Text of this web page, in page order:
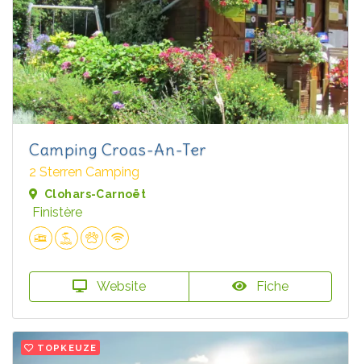
Camping Croas-An-Ter
2 Sterren Camping
Clohars-Carnoët
Finistère
Website Fiche
TOPKEUZE